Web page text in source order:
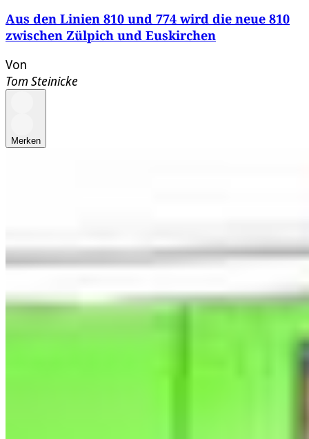
Aus den Linien 810 und 774 wird die neue 810
zwischen Zülpich und Euskirchen
Von
Tom Steinicke
Merken